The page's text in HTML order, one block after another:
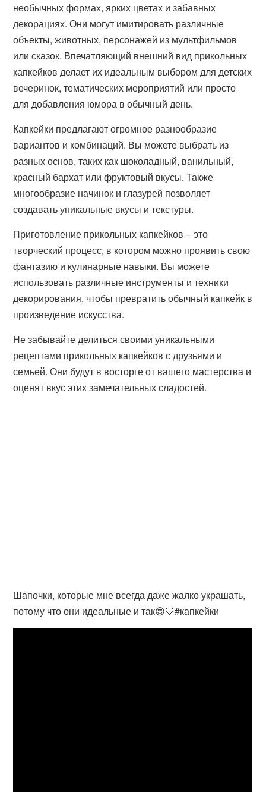
необычных формах, ярких цветах и забавных
декорациях. Они могут имитировать различные
объекты, животных, персонажей из мультфильмов
или сказок. Впечатляющий внешний вид прикольных
капкейков делает их идеальным выбором для детских
вечеринок, тематических мероприятий или просто
для добавления юмора в обычный день.
Капкейки предлагают огромное разнообразие
вариантов и комбинаций. Вы можете выбрать из
разных основ, таких как шоколадный, ванильный,
красный бархат или фруктовый вкусы. Также
многообразие начинок и глазурей позволяет
создавать уникальные вкусы и текстуры.
Приготовление прикольных капкейков – это
творческий процесс, в котором можно проявить свою
фантазию и кулинарные навыки. Вы можете
использовать различные инструменты и техники
декорирования, чтобы превратить обычный капкейк в
произведение искусства.
Не забывайте делиться своими уникальными
рецептами прикольных капкейков с друзьями и
семьей. Они будут в восторге от вашего мастерства и
оценят вкус этих замечательных сладостей.
Шапочки, которые мне всегда даже жалко украшать,
потому что они идеальные и так😍🤍#капкейки